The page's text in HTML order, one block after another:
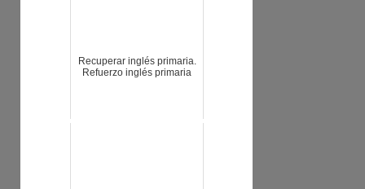
Recuperar inglés primaria.
Refuerzo inglés primaria